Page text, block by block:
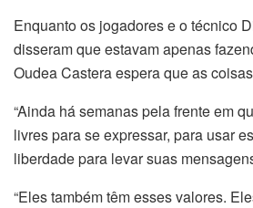
Enquanto os jogadores e o técnico
disseram que estavam apenas
Oudea Castera espera que as
“Ainda há semanas pela frente em
livres para se expressar, para usar
liberdade para levar suas
“Eles também têm esses valores.